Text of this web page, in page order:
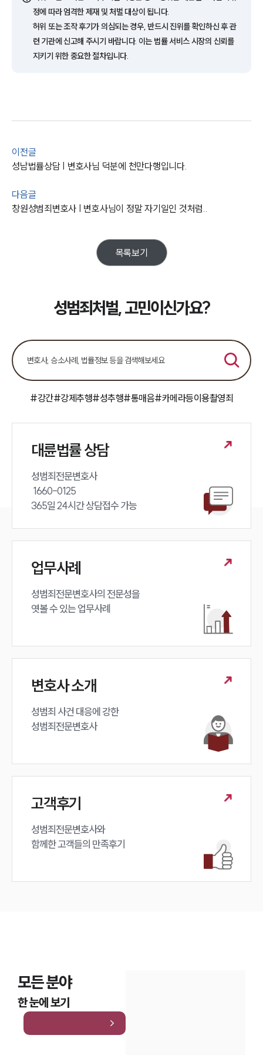
업무사례
주요 업무사례
사례분석/최신동향
성범죄대응부 업무
전체
구성원 소개
성범죄전문변호사
언론보도
공지사항
법률서식
세미나
대륜법률상담예약
대륜법률상담예약
정에 따라 엄격한 제재 및 처벌 대상이 됩니다.
허위 또는 조작 후기가 의심되는 경우, 반드시 진위를 확인하신 후 관
련 기관에 신고해 주시기 바랍니다. 이는 법률 서비스 시장의 신뢰를
지키기 위한 중요한 절차입니다.
이전글
성남법률상담 | 변호사님 덕분에 천만다행입니다.
다음글
창원성범죄변호사 | 변호사님이 정말 자기일인 것처럼..
목록보기
성범죄처벌, 고민이신가요?
#강간#강제추행#성추행#통매음#카메라등이용촬영죄
대륜법률 상담
성범죄전문변호사
365일 24시간 상담접수 가능
업무사례
성범죄전문변호사의 전문성을
엿볼 수 있는 업무사례
변호사 소개
성범죄 사건 대응에 강한
성범죄전문변호사
고객후기
성범죄전문변호사와
함께한 고객들의 만족후기
모든 분야
한 눈에 보기